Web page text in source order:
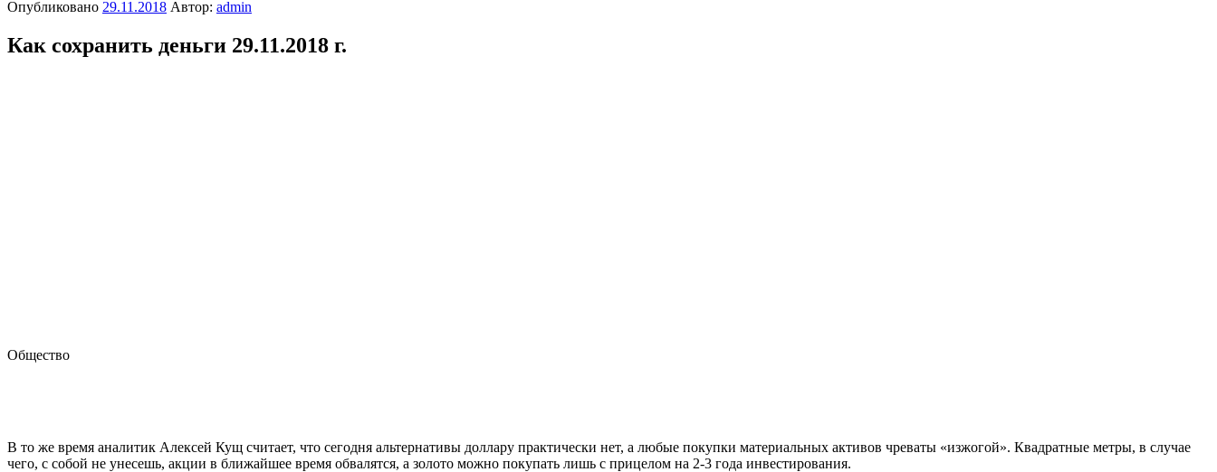
Опубликовано 29.11.2018 Автор: admin
Как сохранить деньги 29.11.2018 г.
Общество
В то же время аналитик Алексей Кущ считает, что сегодня альтернативы доллару практически нет, а любые покупки материальных активов чреваты «изжогой». Квадратные метры, в случае
чего, с собой не унесешь, акции в ближайшее время обвалятся, а золото можно покупать лишь с прицелом на 2-3 года инвестирования.